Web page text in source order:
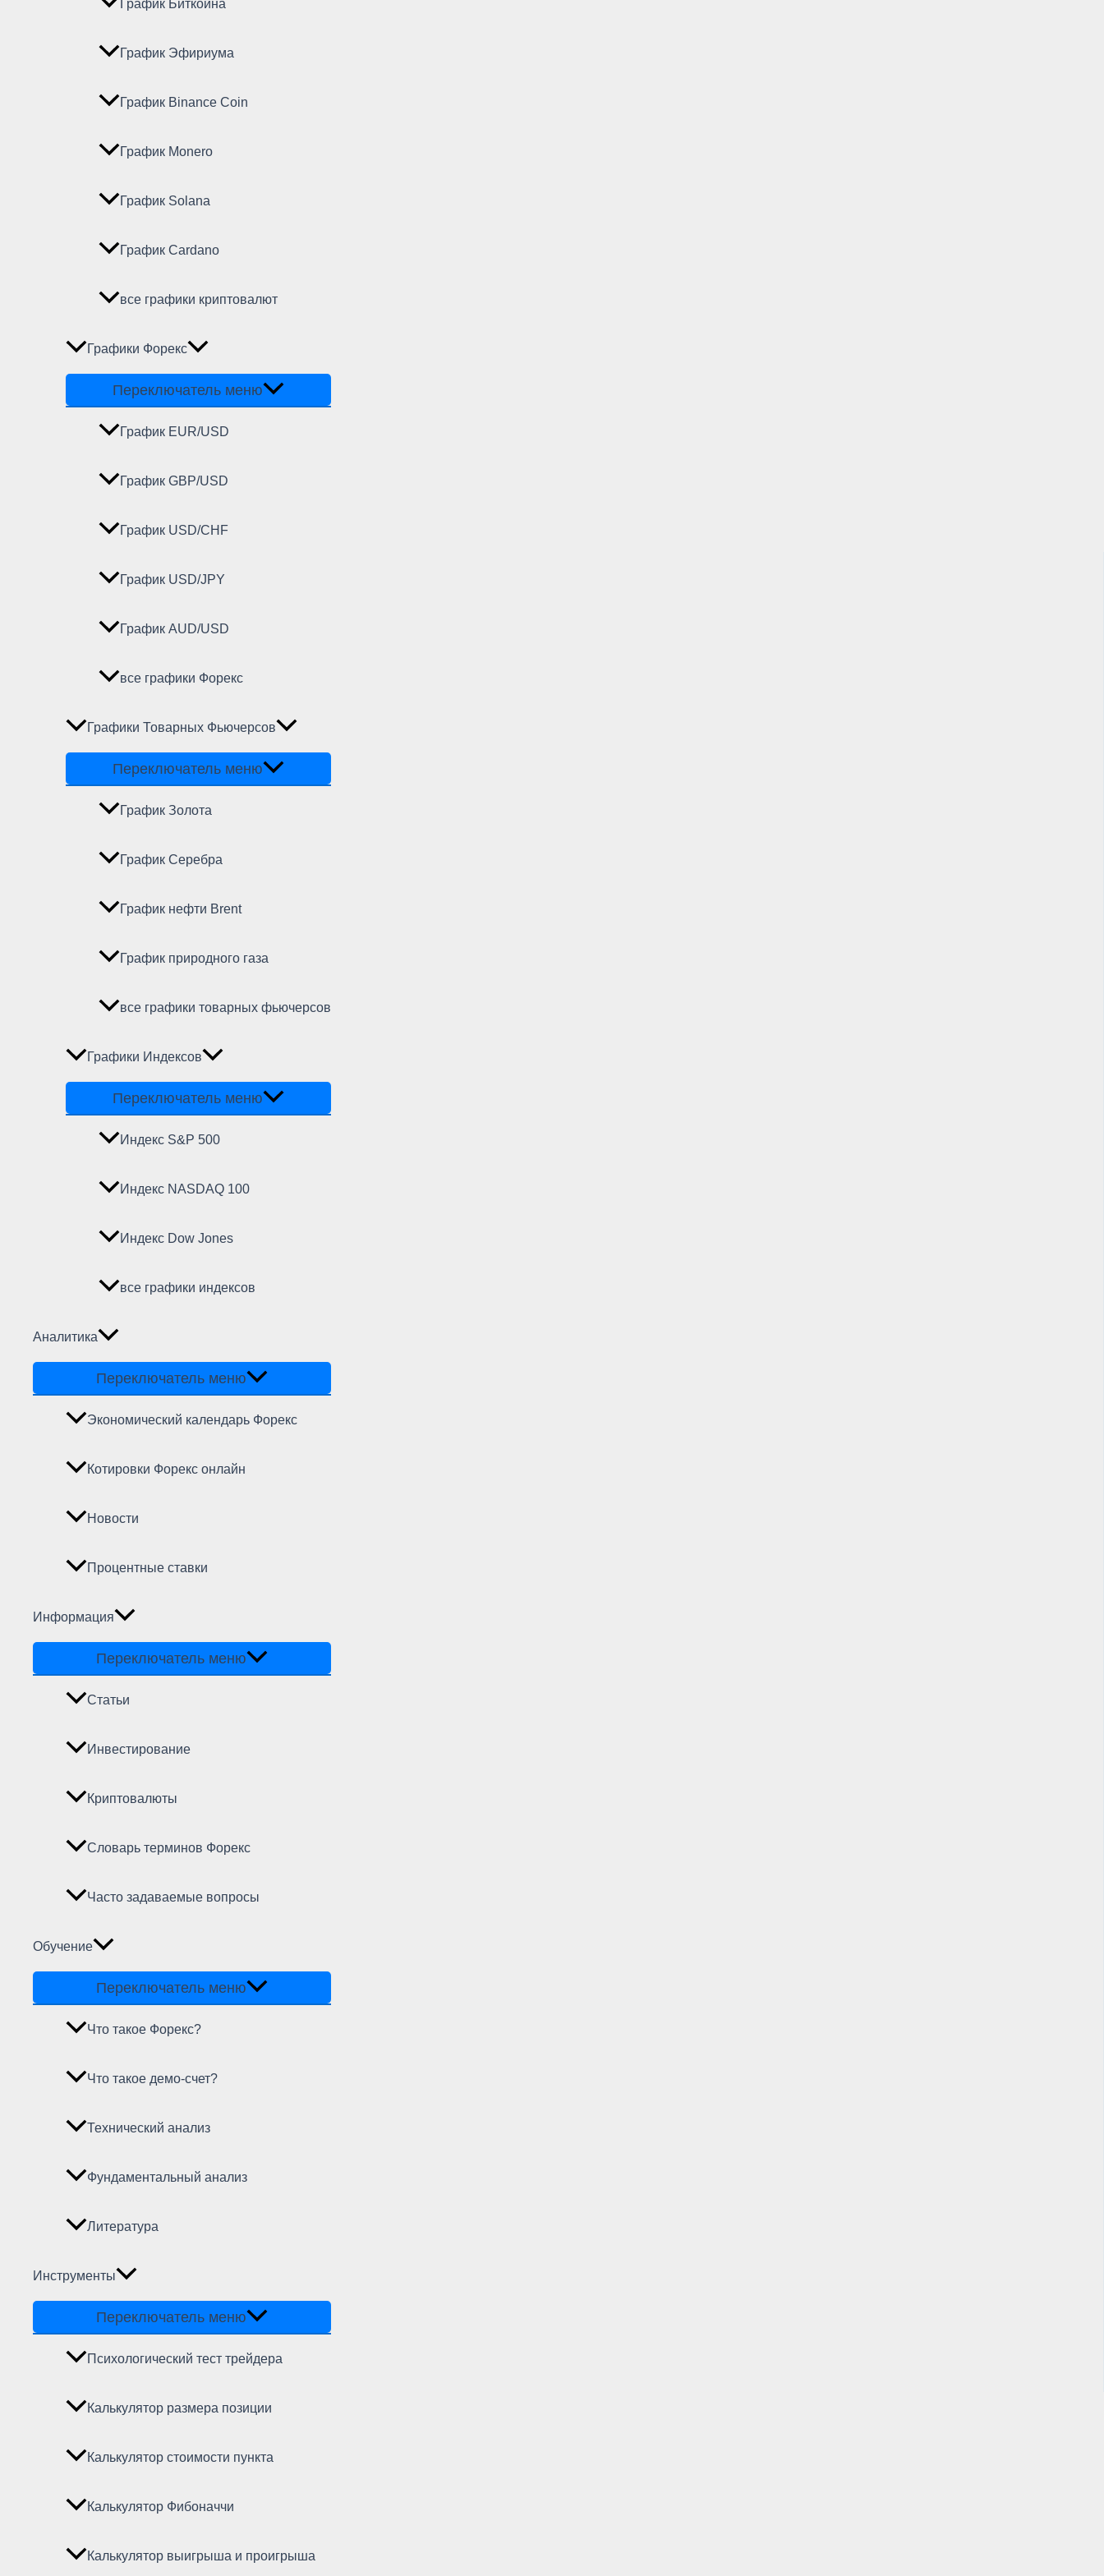
График Биткойна
График Эфириума
График Binance Coin
График Monero
График Solana
График Cardano
все графики криптовалют
Графики Форекс
Переключатель меню
График EUR/USD
График GBP/USD
График USD/CHF
График USD/JPY
График AUD/USD
все графики Форекс
Графики Товарных Фьючерсов
Переключатель меню
График Золота
График Серебра
График нефти Brent
График природного газа
все графики товарных фьючерсов
Графики Индексов
Переключатель меню
Индекс S&P 500
Индекс NASDAQ 100
Индекс Dow Jones
все графики индексов
Аналитика
Переключатель меню
Экономический календарь Форекс
Котировки Форекс онлайн
Новости
Процентные ставки
Информация
Переключатель меню
Статьи
Инвестирование
Криптовалюты
Словарь терминов Форекс
Часто задаваемые вопросы
Обучение
Переключатель меню
Что такое Форекс?
Что такое демо-счет?
Технический анализ
Фундаментальный анализ
Литература
Инструменты
Переключатель меню
Психологический тест трейдера
Калькулятор размера позиции
Калькулятор стоимости пункта
Калькулятор Фибоначчи
Калькулятор выигрыша и проигрыша